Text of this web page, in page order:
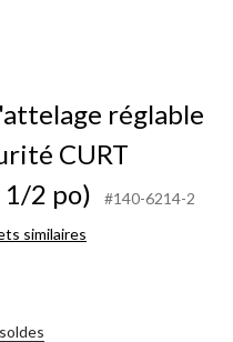
réglable
CURT
2 po)
#140-6214-2
similaires